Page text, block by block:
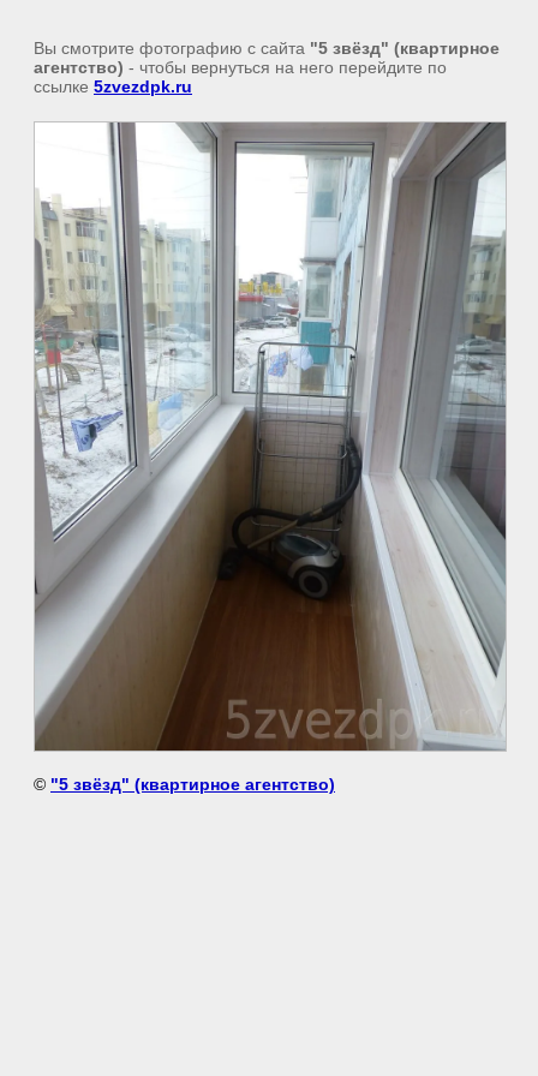
Вы смотрите фотографию с сайта "5 звёзд" (квартирное
агентство) - чтобы вернуться на него перейдите по
ссылке 5zvezdpk.ru
© "5 звёзд" (квартирное агентство)